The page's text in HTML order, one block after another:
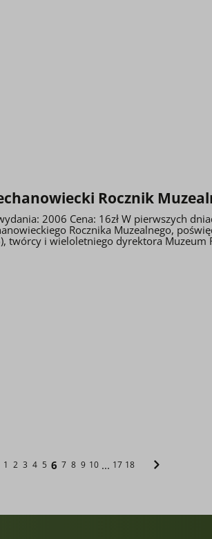
Rocznik
2006 Cena: 16zł W pierwszych
Rocznika Muzealnego,
twórcy i wieloletniego dyrektora Muzeum
1 2 3 4 5 6 7 8 9 10 ... 17 18